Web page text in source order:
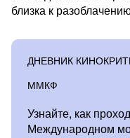
близка к
ДНЕВНИК
ММКФ
Узнайте, как
Международном